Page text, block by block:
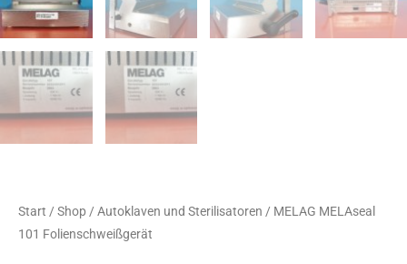
Start / Shop / Autoklaven und Sterilisatoren / MELAG MELAseal
101 Folienschweißgerät